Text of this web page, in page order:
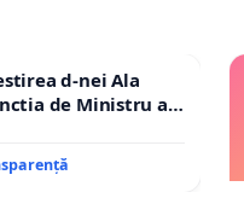
d-nei Ala
de Ministru al